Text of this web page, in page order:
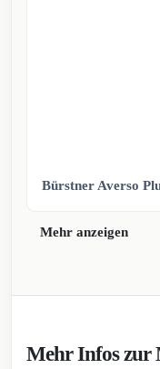
Bürstner Averso
Mehr anzeigen
Mehr Infos zur